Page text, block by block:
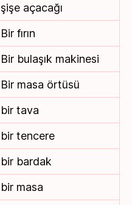
şişe açacağı
Bir fırın
Bir bulaşık makinesi
Bir masa örtüsü
bir tava
bir tencere
bir bardak
bir masa